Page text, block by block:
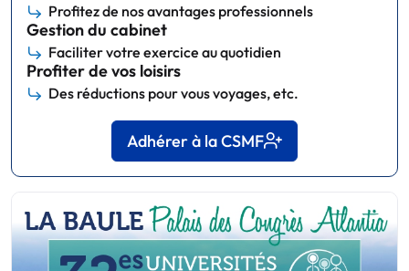
Profitez de nos avantages professionnels
Gestion du cabinet
Faciliter votre exercice au quotidien
Profiter de vos loisirs
Des réductions pour vous voyages, etc.
Adhérer à la CSMF